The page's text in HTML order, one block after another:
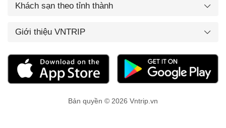
Khách sạn theo tỉnh thành
Giới thiệu VNTRIP
Bản quyền © 2026 Vntrip.vn